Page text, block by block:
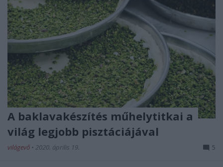
A baklavakészítés műhelytitkai a
világ legjobb pisztáciájával
világevő • 2020. április 19. 5